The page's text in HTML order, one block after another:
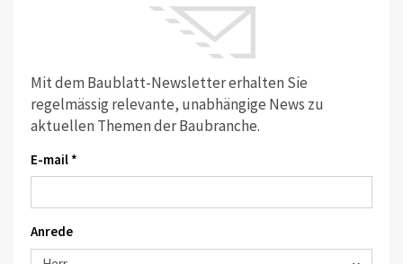
Mit dem Baublatt-Newsletter erhalten Sie
regelmässig relevante, unabhängige News zu
aktuellen Themen der Baubranche.
E-mail *
Anrede